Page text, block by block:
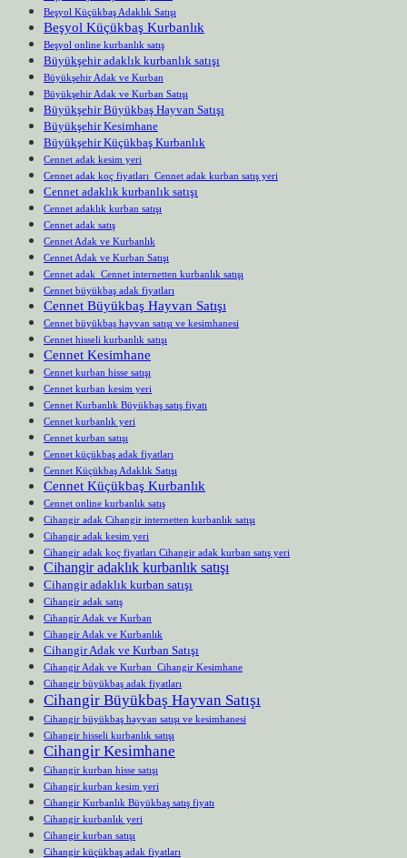
Beşyol Küçükbaş Adaklık Satışı
Beşyol Küçükbaş Kurbanlık
Beşyol online kurbanlık satış
Büyükşehir adaklık kurbanlık satışı
Büyükşehir Adak ve Kurban
Büyükşehir Adak ve Kurban Satışı
Büyükşehir Büyükbaş Hayvan Satışı
Büyükşehir Kesimhane
Büyükşehir Küçükbaş Kurbanlık
Cennet adak kesim yeri
Cennet adak koç fiyatları Cennet adak kurban satış yeri
Cennet adaklık kurbanlık satışı
Cennet adaklık kurban satışı
Cennet adak satış
Cennet Adak ve Kurbanlık
Cennet Adak ve Kurban Satışı
Cennet adak Cennet internetten kurbanlık satışı
Cennet büyükbaş adak fiyatları
Cennet Büyükbaş Hayvan Satışı
Cennet büyükbaş hayvan satışı ve kesimhanesi
Cennet hisseli kurbanlık satışı
Cennet Kesimhane
Cennet kurban hisse satışı
Cennet kurban kesim yeri
Cennet Kurbanlık Büyükbaş satış fiyatı
Cennet kurbanlık yeri
Cennet kurban satışı
Cennet küçükbaş adak fiyatları
Cennet Küçükbaş Adaklık Satışı
Cennet Küçükbaş Kurbanlık
Cennet online kurbanlık satış
Cihangir adak Cihangir internetten kurbanlık satışı
Cihangir adak kesim yeri
Cihangir adak koç fiyatları Cihangir adak kurban satış yeri
Cihangir adaklık kurbanlık satışı
Cihangir adaklık kurban satışı
Cihangir adak satış
Cihangir Adak ve Kurban
Cihangir Adak ve Kurbanlık
Cihangir Adak ve Kurban Satışı
Cihangir Adak ve Kurban Cihangir Kesimhane
Cihangir büyükbaş adak fiyatları
Cihangir Büyükbaş Hayvan Satışı
Cihangir büyükbaş hayvan satışı ve kesimhanesi
Cihangir hisseli kurbanlık satışı
Cihangir Kesimhane
Cihangir kurban hisse satışı
Cihangir kurban kesim yeri
Cihangir Kurbanlık Büyükbaş satış fiyatı
Cihangir kurbanlık yeri
Cihangir kurban satışı
Cihangir küçükbaş adak fiyatları